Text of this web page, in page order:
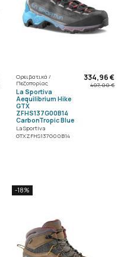
Ορειβατικά /
Πεζοπορίας
La Sportiva
Aequilibrium Hike
GTX
ZFHS137G00B14
CarbonTropic Blue
La Sportiva
GTXZFHS137G00B14
334,96 €
407,00 €
-18%